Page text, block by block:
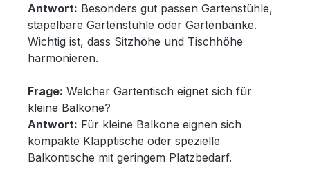
Antwort: Besonders gut passen Gartenstühle,
stapelbare Gartenstühle oder Gartenbänke.
Wichtig ist, dass Sitzhöhe und Tischhöhe
harmonieren.
Frage: Welcher Gartentisch eignet sich für
kleine Balkone?
Antwort: Für kleine Balkone eignen sich
kompakte Klapptische oder spezielle
Balkontische mit geringem Platzbedarf.